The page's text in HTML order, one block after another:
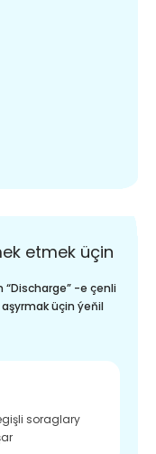
etmek üçin
-e çenli
üçin ýeňil
soraglary